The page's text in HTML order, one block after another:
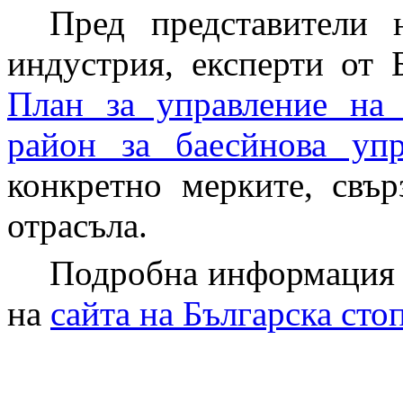
Пред представители
индустрия, експерти от
План за управление
район за баесйнова
конкретно мерките,
отрасъла.
Подробна информация
на сайта на Българска